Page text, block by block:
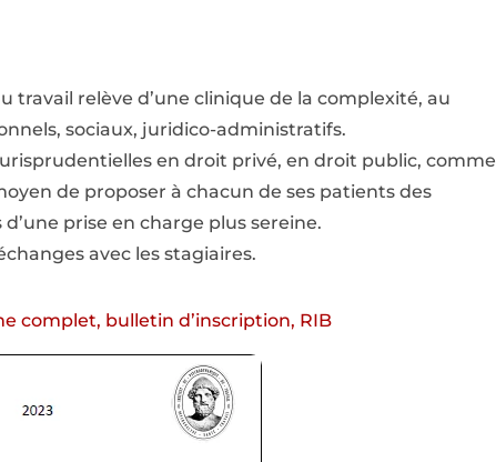
travail relève d’une clinique de la complexité, au
sociaux, juridico-administratifs.
en droit privé, en droit public, comme
de proposer à chacun de ses patients des
prise en charge plus sereine.
avec les stagiaires.
complet, bulletin d’inscription, RIB